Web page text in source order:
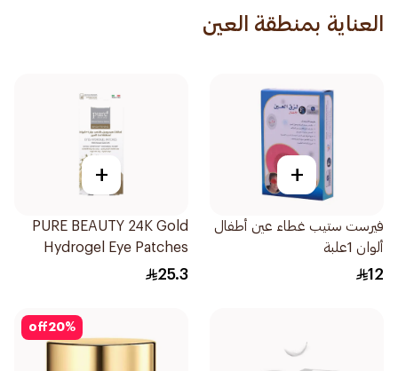
العناية بمنطقة العين
+
فيرست ستيب غطاء عين أطفال
ألوان 1علبة
12
+
PURE BEAUTY 24K Gold
Hydrogel Eye Patches
8pcs
25.3
20%
off